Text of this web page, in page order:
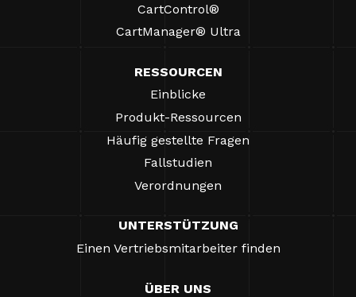
CartControl®
CartManager® Ultra
RESSOURCEN
Einblicke
Produkt-Ressourcen
Häufig gestellte Fragen
Fallstudien
Verordnungen
UNTERSTÜTZUNG
Einen Vertriebsmitarbeiter finden
ÜBER UNS